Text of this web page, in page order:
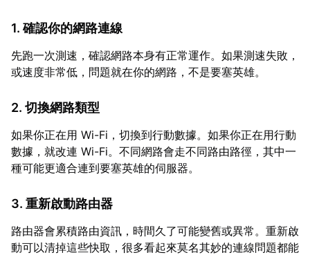
1. 確認你的網路連線
先跑一次測速，確認網路本身有正常運作。如果測速失敗，
或速度非常低，問題就在你的網路，不是要塞英雄。
2. 切換網路類型
如果你正在用 Wi-Fi，切換到行動數據。如果你正在用行動
數據，就改連 Wi-Fi。不同網路會走不同路由路徑，其中一
種可能更適合連到要塞英雄的伺服器。
3. 重新啟動路由器
路由器會累積路由資訊，時間久了可能變舊或異常。重新啟
動可以清掉這些快取，很多看起來莫名其妙的連線問題都能